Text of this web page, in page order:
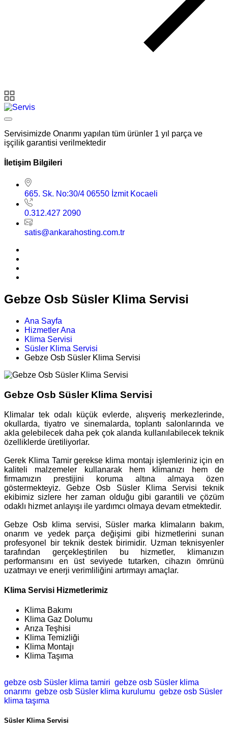
Servisimizde Onarımı yapılan tüm ürünler 1 yıl parça ve
işçilik garantisi verilmektedir
İletişim Bilgileri
665. Sk. No:30/4 06550 İzmit Kocaeli
0.312.427 2090
satis@ankarahosting.com.tr
Gebze Osb Süsler Klima Servisi
Ana Sayfa
Hizmetler Ana
Klima Servisi
Süsler Klima Servisi
Gebze Osb Süsler Klima Servisi
Gebze Osb Süsler Klima Servisi
Klimalar tek odalı küçük evlerde, alışveriş merkezlerinde,
okullarda, tiyatro ve sinemalarda, toplantı salonlarında ve
akla gelebilecek daha pek çok alanda kullanılabilecek teknik
özelliklerde üretiliyorlar.
Gerek Klima Tamir gerekse klima montajı işlemleriniz için en
kaliteli malzemeler kullanarak hem klimanızı hem de
firmamızın prestijini koruma altına almaya özen
göstermekteyiz. Gebze Osb Süsler Klima Servisi teknik
ekibimiz sizlere her zaman olduğu gibi garantili ve çözüm
odaklı hizmet anlayışı ile yardımcı olmaya devam etmektedir.
Gebze Osb klima servisi, Süsler marka klimaların bakım,
onarım ve yedek parça değişimi gibi hizmetlerini sunan
profesyonel bir teknik destek birimidir. Uzman teknisyenler
tarafından gerçekleştirilen bu hizmetler, klimanızın
performansını en üst seviyede tutarken, cihazın ömrünü
uzatmayı ve enerji verimliliğini artırmayı amaçlar.
Klima Servisi Hizmetlerimiz
Klima Bakımı
Klima Gaz Dolumu
Arıza Teşhisi
Klima Temizliği
Klima Montajı
Klima Taşıma
gebze osb Süsler klima tamiri gebze osb Süsler klima
onarımı gebze osb Süsler klima kurulumu gebze osb Süsler
klima taşıma
Süsler Klima Servisi